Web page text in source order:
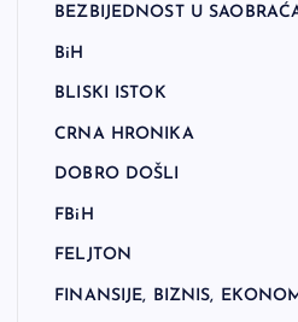
BEZBIJEDNOST U
BiH
BLISKI ISTOK
CRNA HRONIKA
DOBRO DOŠLI
FBiH
FELJTON
FINANSIJE, BIZNIS,